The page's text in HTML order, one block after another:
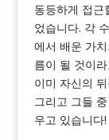
동등하게 접근
었습니다. 각
에서 배운 가
름이 될 것이
이미 자신의
그리고 그들
우고 있습니다!